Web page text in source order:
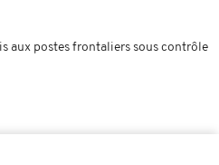
aux postes frontaliers sous contrôle